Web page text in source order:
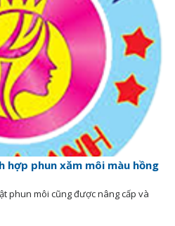
phun xăm môi màu hồng
phun môi cũng được nâng cấp và